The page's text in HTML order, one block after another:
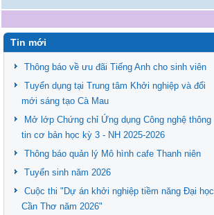
Tin mới
Thông báo về ưu đãi Tiếng Anh cho sinh viên
Tuyển dụng tại Trung tâm Khởi nghiệp và đổi
mới sáng tạo Cà Mau
Mở lớp Chứng chỉ Ứng dụng Công nghệ thông
tin cơ bản học kỳ 3 - NH 2025-2026
Thông báo quản lý Mô hình cafe Thanh niên
Tuyển sinh năm 2026
Cuộc thi "Dự án khởi nghiệp tiềm năng Đại học
Cần Thơ năm 2026"